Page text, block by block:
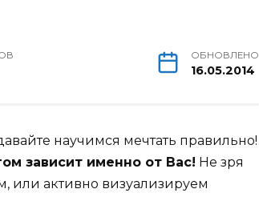
ОБНОВЛЕНО
16.05.2014
научимся мечтать правильно!
зависит именно от Вас! Не зря
или активно визуализируем